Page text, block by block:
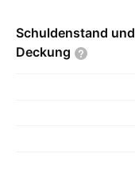
Schuldenstand und
Deckung